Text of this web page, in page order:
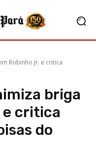
Robinho Jr. e critica
briga
e critica
do